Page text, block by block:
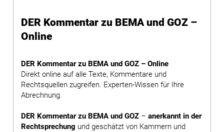
DER Kommentar zu BEMA und GOZ –
Online
DER Kommentar zu BEMA und GOZ – Online
Direkt online auf alle Texte, Kommentare und
Rechtsquellen zugreifen. Experten-Wissen für Ihre
Abrechnung.
DER Kommentar zu BEMA und GOZ – anerkannt in der
Rechtsprechung und geschätzt von Kammern und